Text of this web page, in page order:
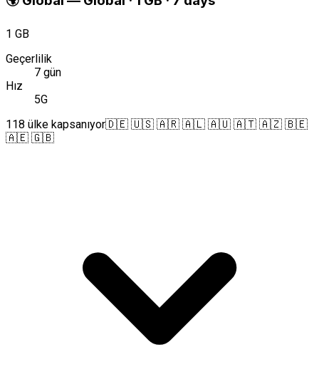
1 GB
Geçerlilik
7 gün
Hız
5G
118 ülke kapsanıyor🇩🇪 🇺🇸 🇦🇷 🇦🇱 🇦🇺 🇦🇹 🇦🇿 🇧🇪
🇦🇪 🇬🇧